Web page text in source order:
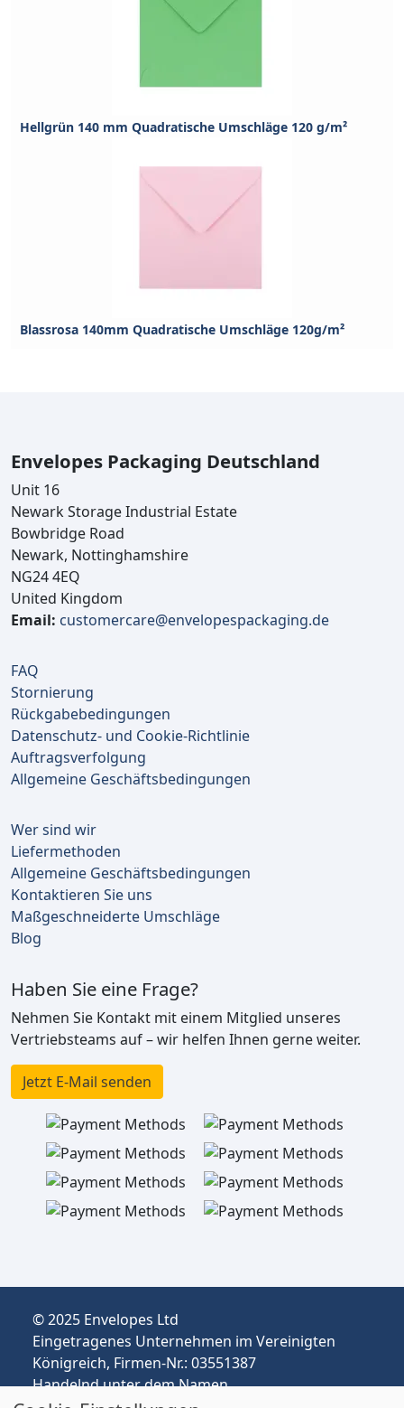
Hellgrün 140 mm Quadratische Umschläge 120 g/m²
Blassrosa 140mm Quadratische Umschläge 120g/m²
Envelopes Packaging Deutschland
Unit 16
Newark Storage Industrial Estate
Bowbridge Road
Newark, Nottinghamshire
NG24 4EQ
United Kingdom
Email: customercare@envelopespackaging.de
FAQ
Stornierung
Rückgabebedingungen
Datenschutz- und Cookie-Richtlinie
Auftragsverfolgung
Allgemeine Geschäftsbedingungen
Wer sind wir
Liefermethoden
Allgemeine Geschäftsbedingungen
Kontaktieren Sie uns
Maßgeschneiderte Umschläge
Blog
Haben Sie eine Frage?
Nehmen Sie Kontakt mit einem Mitglied unseres
Vertriebsteams auf – wir helfen Ihnen gerne weiter.
Jetzt E-Mail senden
© 2025 Envelopes Ltd
Eingetragenes Unternehmen im Vereinigten
Königreich, Firmen-Nr.: 03551387
Handelnd unter dem Namen